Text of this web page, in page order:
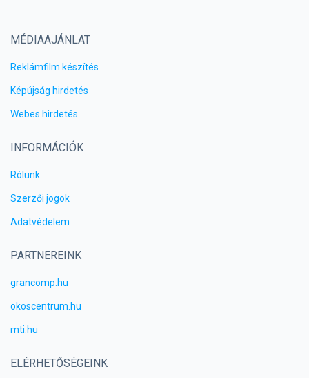
MÉDIAAJÁNLAT
Reklámfilm készítés
Képújság hirdetés
Webes hirdetés
INFORMÁCIÓK
Rólunk
Szerzői jogok
Adatvédelem
PARTNEREINK
grancomp.hu
okoscentrum.hu
mti.hu
ELÉRHETŐSÉGEINK